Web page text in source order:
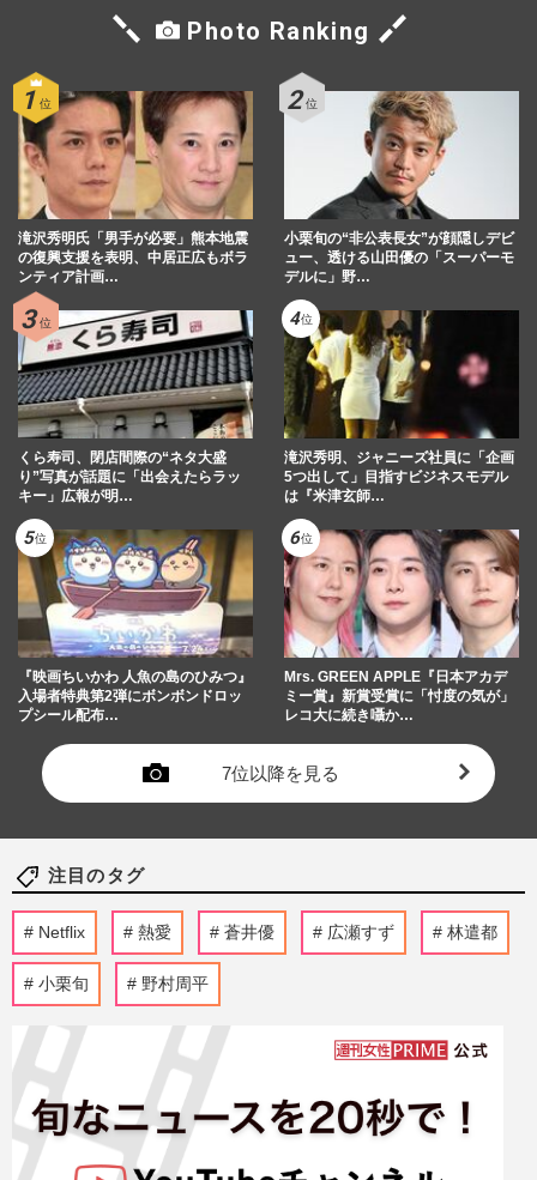
Photo Ranking
滝沢秀明氏「男手が必要」熊本地震
の復興支援を表明、中居正広もボラ
ンティア計画…
小栗旬の“非公表長女”が顔隠しデビ
ュー、透ける山田優の「スーパーモ
デルに」野…
くら寿司、閉店間際の“ネタ大盛
り”写真が話題に「出会えたらラッ
キー」広報が明…
滝沢秀明、ジャニーズ社員に「企画
5つ出して」目指すビジネスモデル
は『米津玄師…
『映画ちいかわ 人魚の島のひみつ』
入場者特典第2弾にボンボンドロッ
プシール配布…
Mrs. GREEN APPLE『日本アカデ
ミー賞』新賞受賞に「忖度の気が」
レコ大に続き囁か…
7位以降を見る
注目のタグ
Netflix 熱愛 蒼井優 広瀬すず 林遣都
小栗旬 野村周平